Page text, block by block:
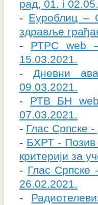
рад, 01. i
- Еуроблиц –
здравље
- РТРС web
15.03.2021.
-Дневни
09.03.2021.
- РТВ БН web
07.03.2021.
- Глас Српске -
- БХРТ - Позив
критерији за
- Глас
26.02.2021.
-